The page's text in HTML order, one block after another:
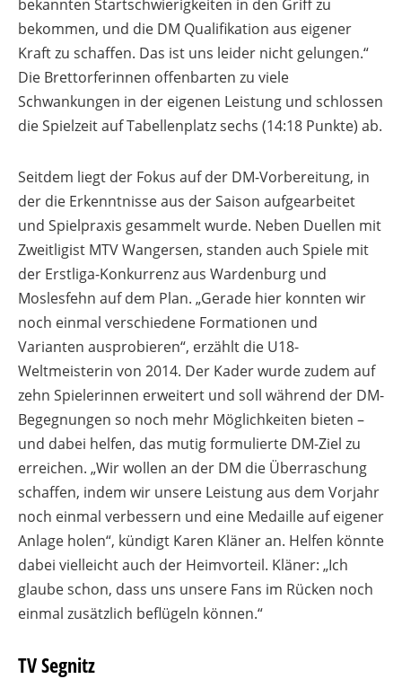
bekannten Startschwierigkeiten in den Griff zu
bekommen, und die DM Qualifikation aus eigener
Kraft zu schaffen. Das ist uns leider nicht gelungen.“
Die Brettorferinnen offenbarten zu viele
Schwankungen in der eigenen Leistung und schlossen
die Spielzeit auf Tabellenplatz sechs (14:18 Punkte) ab.
Seitdem liegt der Fokus auf der DM-Vorbereitung, in
der die Erkenntnisse aus der Saison aufgearbeitet
und Spielpraxis gesammelt wurde. Neben Duellen mit
Zweitligist MTV Wangersen, standen auch Spiele mit
der Erstliga-Konkurrenz aus Wardenburg und
Moslesfehn auf dem Plan. „Gerade hier konnten wir
noch einmal verschiedene Formationen und
Varianten ausprobieren“, erzählt die U18-
Weltmeisterin von 2014. Der Kader wurde zudem auf
zehn Spielerinnen erweitert und soll während der DM-
Begegnungen so noch mehr Möglichkeiten bieten –
und dabei helfen, das mutig formulierte DM-Ziel zu
erreichen. „Wir wollen an der DM die Überraschung
schaffen, indem wir unsere Leistung aus dem Vorjahr
noch einmal verbessern und eine Medaille auf eigener
Anlage holen“, kündigt Karen Kläner an. Helfen könnte
dabei vielleicht auch der Heimvorteil. Kläner: „Ich
glaube schon, dass uns unsere Fans im Rücken noch
einmal zusätzlich beflügeln können.“
TV Segnitz